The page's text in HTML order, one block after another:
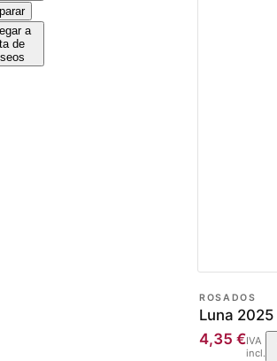
a
de
ROSADOS
Luna 2025
4,35 €IVA
incl.